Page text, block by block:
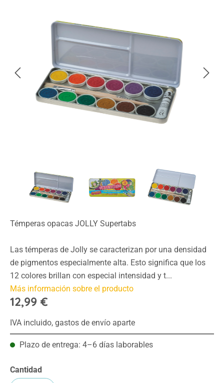
Témperas opacas JOLLY Supertabs
Las témperas de Jolly se caracterizan por una densidad
de pigmentos especialmente alta. Esto significa que los
12 colores brillan con especial intensidad y t...
Más información sobre el producto
12,99 €
IVA incluido, gastos de envío aparte
Plazo de entrega: 4–6 días laborables
Cantidad